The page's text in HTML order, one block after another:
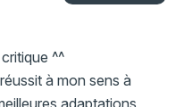
^^
à mon sens à
adaptations